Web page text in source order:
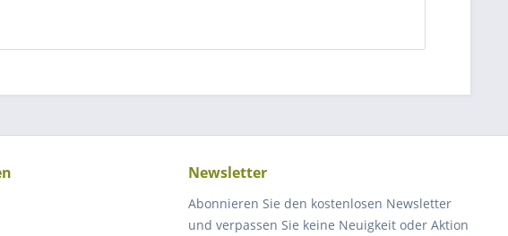
Newsletter
Abonnieren Sie den kostenlosen Newsletter
und verpassen Sie keine Neuigkeit oder Aktion